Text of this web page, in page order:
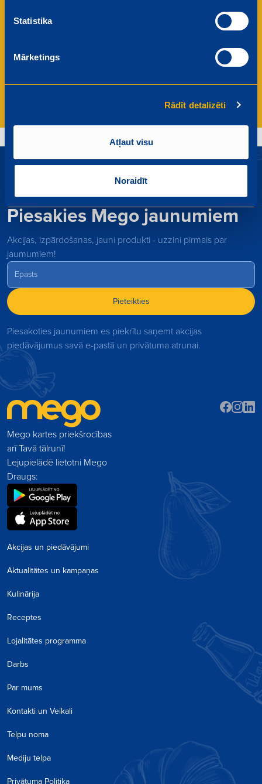
Statistika
Mārketings
Rādīt detalizēti
Atļaut visu
Noraidīt
Esiet daļa no draudzīga kolektīva, kurā valda
vērtējam katru komandas biedru un kopīgi svinam
mūsu sasniegumus.
Piesakies Mego jaunumiem
Akcijas, izpārdošanas, jauni produkti - uzzini pirmais par
jaumumiem!
Pieteikties
Piesakoties jaunumiem es piekrītu saņemt akcijas
piedāvājumus savā e-pastā un privātuma atrunai.
Mego kartes priekšrocības
arī Tavā tālrunī!
Lejupielādē lietotni Mego
Draugs:
Akcijas un piedāvājumi
Aktualitātes un kampaņas
Kulinārija
Receptes
Lojalitātes programma
Darbs
Par mums
Kontakti un Veikali
Telpu noma
Mediju telpa
Privātuma Politika